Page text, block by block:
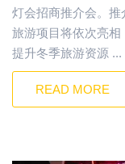
灯会招商推介会。
旅游项目将依次亮相
提升冬季旅游资源 ...
READ MORE